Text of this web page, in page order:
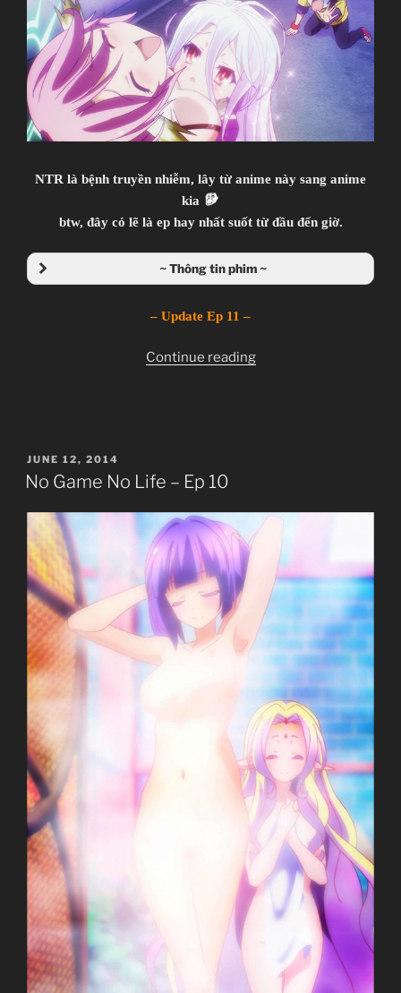
Unknown
09.04.2014 đến ??
Madhouse
Ecchi, Fantasy, Novel, Parallel Universe,
Seinen, Adventure, Comedy
Zenko
JJ-Channel
Anh em nhà Yu-Gi-Oh! lạc vào xứ sở thần tiên.
NTR là bệnh truyền nhiễm, lây từ anime này sang anime
kia
btw, đây có lẽ là ep hay nhất suốt từ đầu đến giờ.
~ Thông tin phim ~
No Game No Life
ノーゲーム・ノーライフ
TV Series
Unknown
09.04.2014 đến ??
Ecchi, Fantasy, Novel, Parallel Universe,
Seinen, Adventure, Comedy
~Thành viên thực hiện~
JJ-Channel
– Update Ep 11 –
Continue reading“No
POSTED
ON
JUNE 12, 2014
No Game No Life – Ep 10